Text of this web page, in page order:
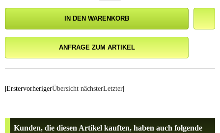
IN DEN WARENKORB
ANFRAGE ZUM ARTIKEL
|ErstervorherigerÜbersicht nächsterLetzter|
Kunden, die diesen Artikel kauften, haben auch folgende